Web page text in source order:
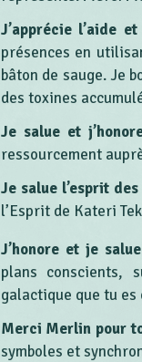
J’apprécie l’aide
présences en
bâton de sauge. Je
des toxines
Je salue et
ressourcement
Je salue l’esprit
l’Esprit de Kateri
J’honore et je
plans conscients,
galactique que tu
Merci Merlin pour
symboles et